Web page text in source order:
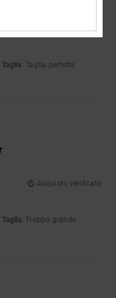
Acquisto verificato
Taglia: Taglia perfetta
Acquisto verificato
Taglia: Troppo grande